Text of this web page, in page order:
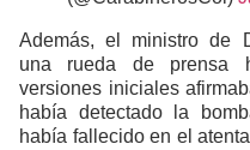
Además, el ministro de
una rueda de prensa
versiones iniciales
había detectado la
había fallecido en el